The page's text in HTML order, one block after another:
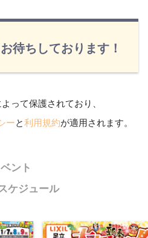
待ちしております！
って保護されており、
ーと利用規約が適用されます。
ント
ケジュール